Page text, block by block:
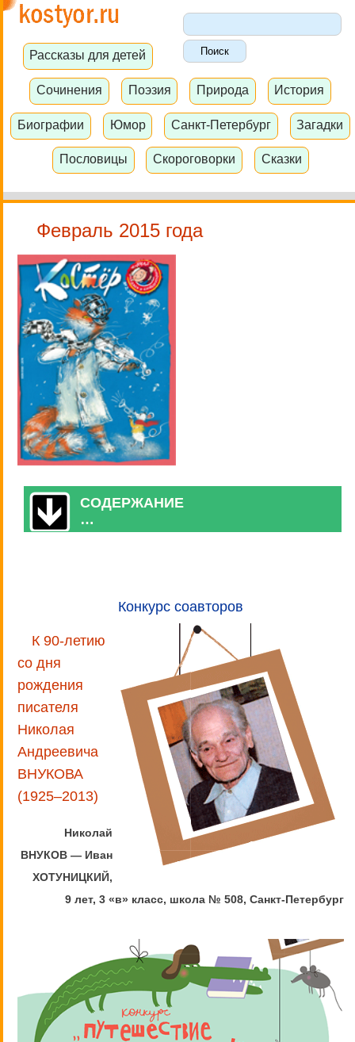
Рассказы для детей
Сочинения Поэзия Природа История
Биографии Юмор Санкт-Петербург Загадки
Пословицы Скороговорки Сказки
Февраль 2015 года
СОДЕРЖАНИЕ
…
Конкурс соавторов
К 90-летию
со дня
рождения
писателя
Николая
Андреевича
ВНУКОВА
(1925–2013)
Николай
ВНУКОВ — Иван
ХОТУНИЦКИЙ,
9 лет, 3 «в» класс, школа № 508, Санкт-Петербург